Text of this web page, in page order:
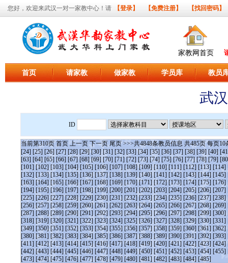
您好，欢迎来武汉一对一家教中心！请 【登录】 【免费注册】 【找回密码】
家教网首页
首页 请家教 做家教 学员库 教员
武
ID
当前第310页 首页 上一页 下一页 尾页 >>>共4848条教员信息 共485页 每页10
[24] [25] [26] [27] [28] [29] [30] [31] [32] [33] [34] [35] [36] [37] [38] [39] [40]
[63] [64] [65] [66] [67] [68] [69] [70] [71] [72] [73] [74] [75] [76] [77] [78] [79]
[101] [102] [103] [104] [105] [106] [107] [108] [109] [110] [111] [112] [113] [114]
[132] [133] [134] [135] [136] [137] [138] [139] [140] [141] [142] [143] [144] [145]
[163] [164] [165] [166] [167] [168] [169] [170] [171] [172] [173] [174] [175] [176]
[194] [195] [196] [197] [198] [199] [200] [201] [202] [203] [204] [205] [206] [207]
[225] [226] [227] [228] [229] [230] [231] [232] [233] [234] [235] [236] [237] [238]
[256] [257] [258] [259] [260] [261] [262] [263] [264] [265] [266] [267] [268] [269]
[287] [288] [289] [290] [291] [292] [293] [294] [295] [296] [297] [298] [299] [300]
[318] [319] [320] [321] [322] [323] [324] [325] [326] [327] [328] [329] [330] [331]
[349] [350] [351] [352] [353] [354] [355] [356] [357] [358] [359] [360] [361] [362]
[380] [381] [382] [383] [384] [385] [386] [387] [388] [389] [390] [391] [392] [393]
[411] [412] [413] [414] [415] [416] [417] [418] [419] [420] [421] [422] [423] [424]
[442] [443] [444] [445] [446] [447] [448] [449] [450] [451] [452] [453] [454] [455]
[473] [474] [475] [476] [477] [478] [479] [480] [481] [482] [483] [484] [485]